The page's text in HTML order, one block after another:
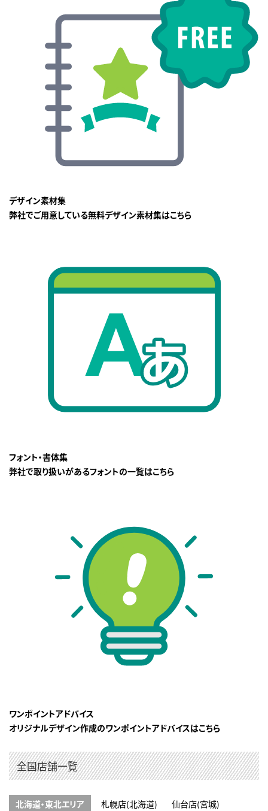
デザイン素材集
弊社でご用意している無料デザイン素材集はこちら
フォント・書体集
弊社で取り扱いがあるフォントの一覧はこちら
ワンポイントアドバイス
オリジナルデザイン作成のワンポイントアドバイスはこちら
全国店舗一覧
北海道・東北エリア 札幌店(北海道) 仙台店(宮城)